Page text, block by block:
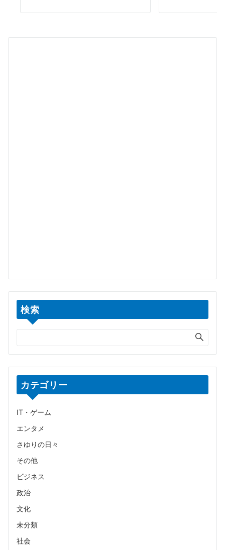
検索
カテゴリー
IT・ゲーム
エンタメ
さゆりの日々
その他
ビジネス
政治
文化
未分類
社会